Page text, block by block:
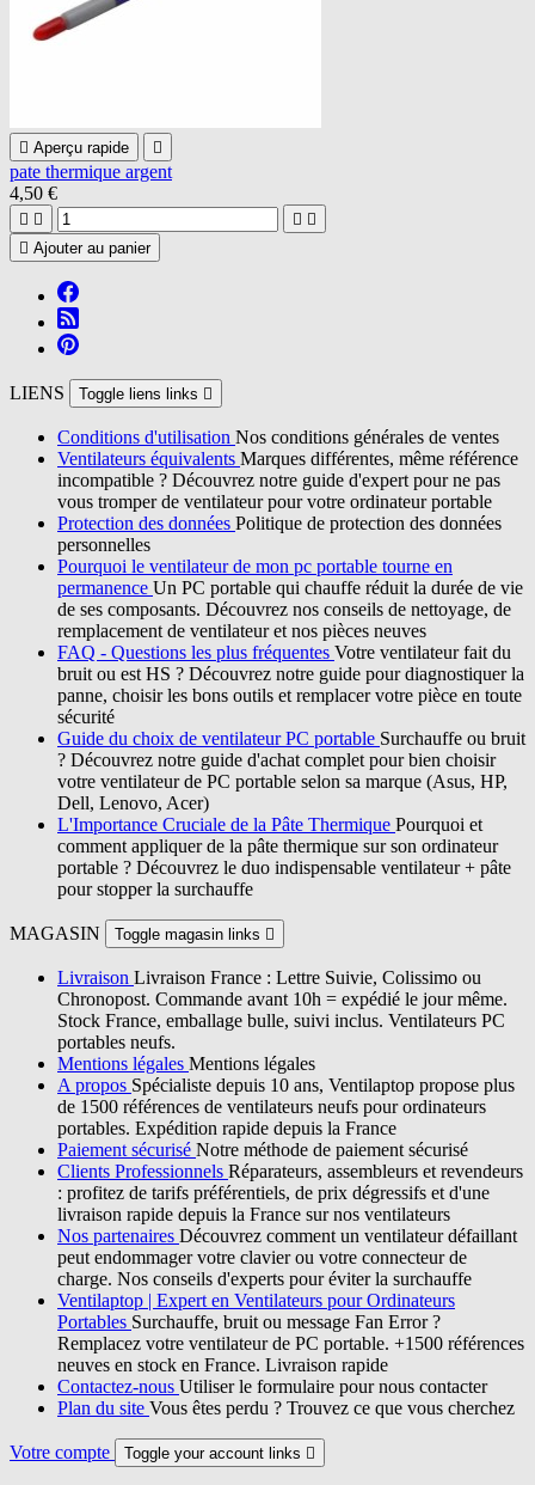
 Aperçu rapide 
pate thermique argent
4,50 €
   
 Ajouter au panier
LIENS Toggle liens links 
Conditions d'utilisation Nos conditions générales de ventes
Ventilateurs équivalents Marques différentes, même référence
incompatible ? Découvrez notre guide d'expert pour ne pas
vous tromper de ventilateur pour votre ordinateur portable
Protection des données Politique de protection des données
personnelles
Pourquoi le ventilateur de mon pc portable tourne en
permanence Un PC portable qui chauffe réduit la durée de vie
de ses composants. Découvrez nos conseils de nettoyage, de
remplacement de ventilateur et nos pièces neuves
FAQ - Questions les plus fréquentes Votre ventilateur fait du
bruit ou est HS ? Découvrez notre guide pour diagnostiquer la
panne, choisir les bons outils et remplacer votre pièce en toute
sécurité
Guide du choix de ventilateur PC portable Surchauffe ou bruit
? Découvrez notre guide d'achat complet pour bien choisir
votre ventilateur de PC portable selon sa marque (Asus, HP,
Dell, Lenovo, Acer)
L'Importance Cruciale de la Pâte Thermique Pourquoi et
comment appliquer de la pâte thermique sur son ordinateur
portable ? Découvrez le duo indispensable ventilateur + pâte
pour stopper la surchauffe
MAGASIN Toggle magasin links 
Livraison Livraison France : Lettre Suivie, Colissimo ou
Chronopost. Commande avant 10h = expédié le jour même.
Stock France, emballage bulle, suivi inclus. Ventilateurs PC
portables neufs.
Mentions légales Mentions légales
A propos Spécialiste depuis 10 ans, Ventilaptop propose plus
de 1500 références de ventilateurs neufs pour ordinateurs
portables. Expédition rapide depuis la France
Paiement sécurisé Notre méthode de paiement sécurisé
Clients Professionnels Réparateurs, assembleurs et revendeurs
: profitez de tarifs préférentiels, de prix dégressifs et d'une
livraison rapide depuis la France sur nos ventilateurs
Nos partenaires Découvrez comment un ventilateur défaillant
peut endommager votre clavier ou votre connecteur de
charge. Nos conseils d'experts pour éviter la surchauffe
Ventilaptop | Expert en Ventilateurs pour Ordinateurs
Portables Surchauffe, bruit ou message Fan Error ?
Remplacez votre ventilateur de PC portable. +1500 références
neuves en stock en France. Livraison rapide
Contactez-nous Utiliser le formulaire pour nous contacter
Plan du site Vous êtes perdu ? Trouvez ce que vous cherchez
Votre compte Toggle your account links 